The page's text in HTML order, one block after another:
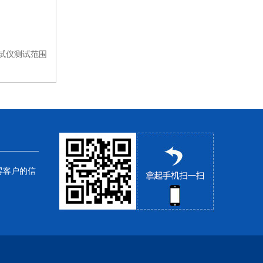
仪测试范围
旋转蒸发仪
循环冷却器
耐腐蚀隔膜泵
箱式电阻炉
客户的信